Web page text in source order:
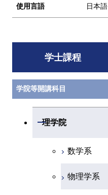
使用言語 日本語
学士課程
学院等開講科目
理学院
開閉
数学系
物理学系